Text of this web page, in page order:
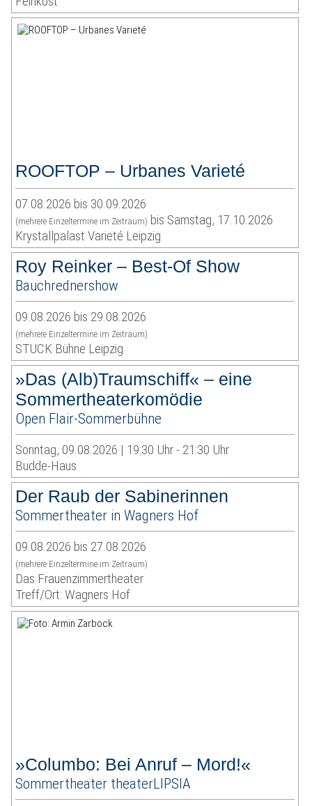
ROOFTOP – Urbanes Varieté
07.08.2026 bis 30.09.2026
(mehrere Einzeltermine im Zeitraum) bis Samstag, 17.10.2026
Krystallpalast Varieté Leipzig
Roy Reinker – Best-Of Show
Bauchrednershow
09.08.2026 bis 29.08.2026
(mehrere Einzeltermine im Zeitraum)
STUCK Bühne Leipzig
»Das (Alb)Traumschiff« – eine
Sommertheaterkomödie
Open Flair-Sommerbühne
Sonntag, 09.08.2026 | 19:30 Uhr - 21:30 Uhr
Budde-Haus
Der Raub der Sabinerinnen
Sommertheater in Wagners Hof
09.08.2026 bis 27.08.2026
(mehrere Einzeltermine im Zeitraum)
Das Frauenzimmertheater
Treff/Ort: Wagners Hof
»Columbo: Bei Anruf – Mord!«
Sommertheater theaterLIPSIA